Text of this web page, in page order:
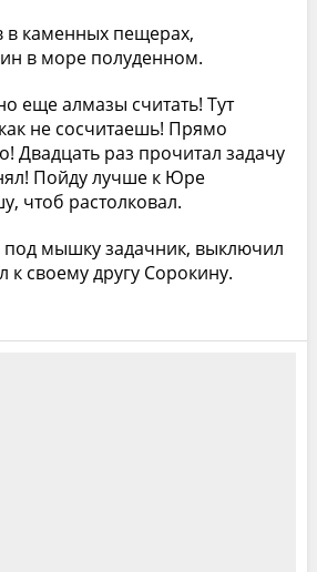
в каменных пещерах,
в море полуденном.
еще алмазы считать! Тут
не сосчитаешь! Прямо
Двадцать раз прочитал задачу
Пойду лучше к Юре
чтоб растолковал.
мышку задачник, выключил
к своему другу Сорокину.